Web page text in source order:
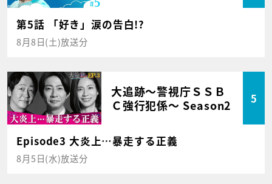
第5話 「好き」涙の告白!?
8月8日(土)放送分
大追跡～警視庁ＳＳＢ
Ｃ強行犯係～ Season2
5
Episode3 大炎上…暴走する正義
8月5日(水)放送分